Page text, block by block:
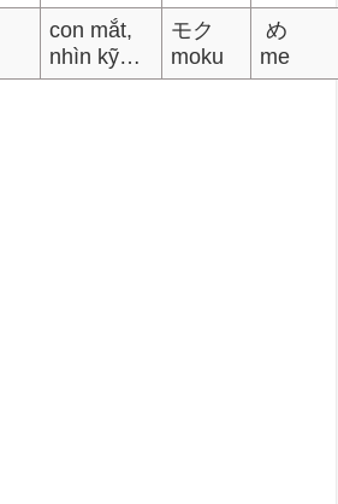
con mắt,
nhìn kỹ…
モク
moku
め
me